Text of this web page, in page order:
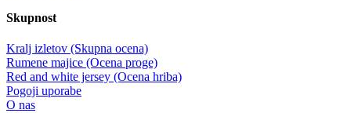
Skupnost
Kralj izletov (Skupna ocena)
Rumene majice (Ocena proge)
Red and white jersey (Ocena hriba)
Pogoji uporabe
O nas